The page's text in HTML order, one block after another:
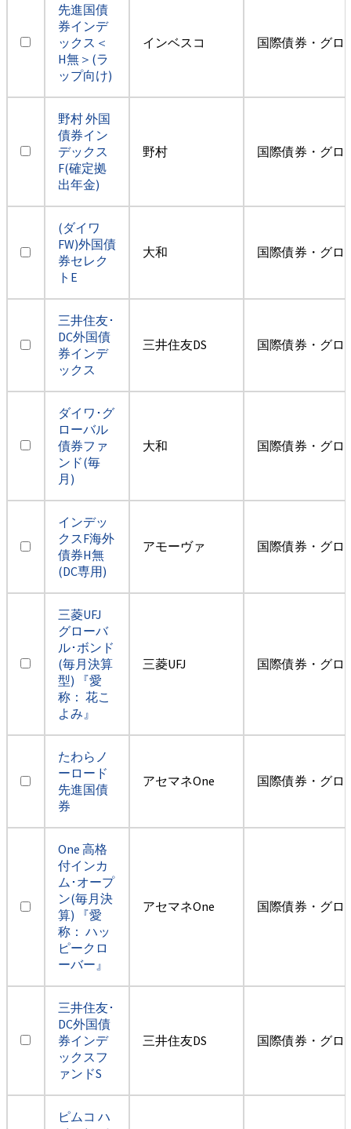
先進国債
券インデ
ックス＜
H無＞(ラ
ップ向け)
インベスコ 国際債券・グロ
野村 外国
債券イン
デックス
F(確定拠
出年金)
野村 国際債券・グロ
(ダイワ
FW)外国債
券セレク
トE
大和 国際債券・グロ
三井住友･
DC外国債
券インデ
ックス
三井住友DS 国際債券・グロ
ダイワ･グ
ローバル
債券ファ
ンド(毎
月)
大和 国際債券・グロ
インデッ
クスF海外
債券H無
(DC専用)
アモーヴァ 国際債券・グロ
三菱UFJ
グローバ
ル･ボンド
(毎月決算
型) 『愛
称： 花こ
よみ』
三菱UFJ 国際債券・グロ
たわらノ
ーロード
先進国債
券
アセマネOne 国際債券・グロ
One 高格
付インカ
ム･オープ
ン(毎月決
算) 『愛
称： ハッ
ピークロ
ーバー』
アセマネOne 国際債券・グロ
三井住友･
DC外国債
券インデ
ックスフ
ァンドS
三井住友DS 国際債券・グロ
ピムコ ハ